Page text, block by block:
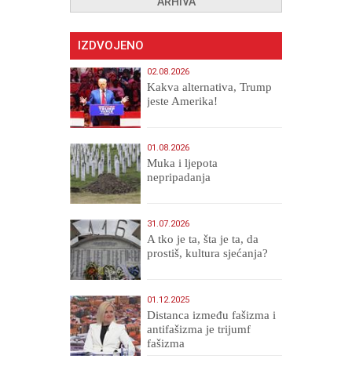
IZDVOJENO
02.08.2026
Kakva alternativa, Trump
jeste Amerika!
01.08.2026
Muka i ljepota
nepripadanja
31.07.2026
A tko je ta, šta je ta, da
prostiš, kultura sjećanja?
01.12.2025
Distanca između fašizma i
antifašizma je trijumf
fašizma